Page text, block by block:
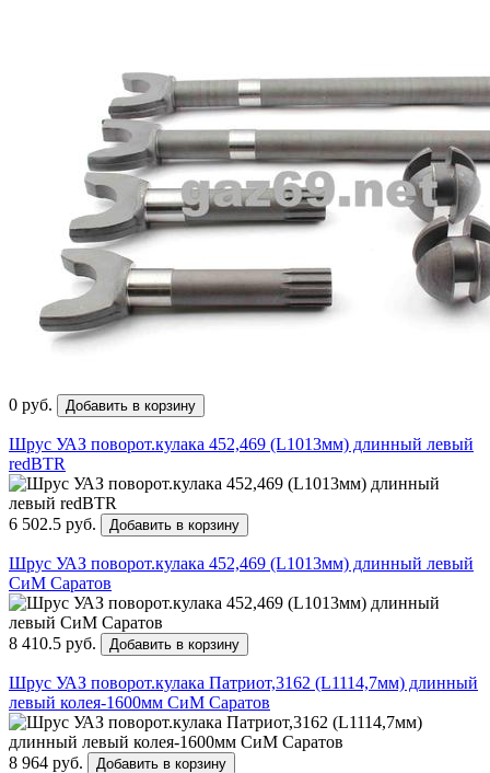
0 руб. Добавить в корзину
Шрус УАЗ поворот.кулака 452,469 (L1013мм) длинный левый
redBTR
6 502.5 руб. Добавить в корзину
Шрус УАЗ поворот.кулака 452,469 (L1013мм) длинный левый
СиМ Саратов
8 410.5 руб. Добавить в корзину
Шрус УАЗ поворот.кулака Патриот,3162 (L1114,7мм) длинный
левый колея-1600мм СиМ Саратов
8 964 руб. Добавить в корзину